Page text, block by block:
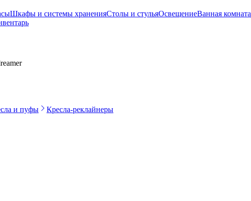
Шкафы и системы храненияСтолы и стульяОсвещениеВанная комната
и пуфы Кресла-реклайнеры